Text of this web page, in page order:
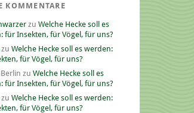
KOMMENTARE
zu Welche Hecke soll es
für Insekten, für Vögel, für uns?
zu Welche Hecke soll es werden:
für Vögel, für uns?
zu Welche Hecke soll es
für Insekten, für Vögel, für uns?
zu Welche Hecke soll es werden:
für Vögel, für uns?